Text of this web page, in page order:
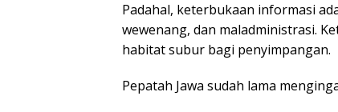
Padahal, keterbukaan informasi
wewenang, dan maladministrasi.
habitat subur bagi penyimpangan.
Pepatah Jawa sudah lama